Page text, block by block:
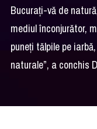
Bucurați-vă de
mediul înconjurător,
puneți tălpile pe
naturale”, a conchis